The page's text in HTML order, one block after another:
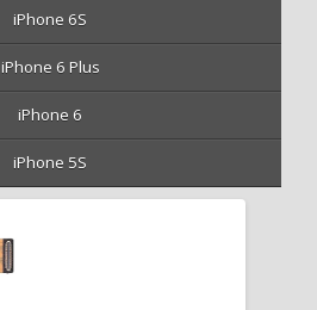
iPhone 6S
iPhone 6 Plus
iPhone 6
iPhone 5S